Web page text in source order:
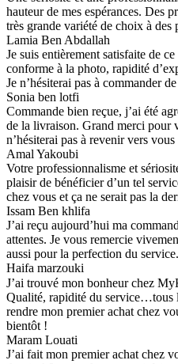
hauteur de mes espérances. Des
très grande variété de choix à des
Lamia Ben Abdallah
Je suis entièrement satisfaite de
conforme à la photo, rapidité
Je n’hésiterai pas à commander
Sonia ben lotfi
Commande bien reçue, j’ai été
de la livraison. Grand merci pour
n’hésiterai pas à revenir vers
Amal Yakoubi
Votre professionnalisme et
plaisir de bénéficier d’un tel
chez vous et ça ne serait pas la
Issam Ben khlifa
J’ai reçu aujourd’hui ma
attentes. Je vous remercie
aussi pour la perfection du
Haifa marzouki
J’ai trouvé mon bonheur chez
Qualité, rapidité du service…tous
rendre mon premier achat chez
bientôt !
Maram Louati
J’ai fait mon premier achat chez